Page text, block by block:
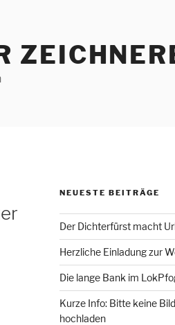
NEUESTE BEITRÄGE
Der Dichterfürst macht
Herzliche Einladung zur
Die lange Bank im
Kurze Info: Bitte keine
hochladen